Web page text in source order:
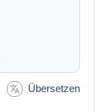
Übersetzen